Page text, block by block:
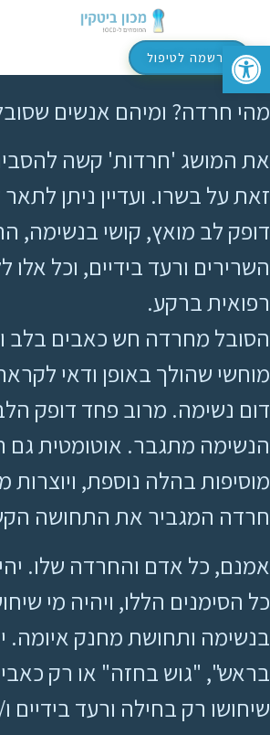
פתח סרגל נגישותהרשמה לטיפול
מהי חרדה? ומיהם אנשים
את המושג 'חרדות' קשה
זאת על בשרו. ועדיין ניתן
דופק לב מואץ, קושי בנשימה,
השרירים ורעד בידיים, וכל אלו
רפואית ברקע.
הסובל מחרדה חש כאבים בלב
מוחשי שהולך באופן ודאי
דום נשימה. מרוב פחד דופק
הנשימה מתגבר. אוטומטית גם
מוסיפות בהלה נוספת, ויוצרות
חרדה המגביר את התחושה
אמנם, כל אדם והחרדה שלו.
כל הסימנים הללו, ויהיה מי
בנשימה ותחושת מחנק איומה.
בראש", "גוש בחזה" או רק כאבי
שיחושו רק בחילה ורעד בידיים